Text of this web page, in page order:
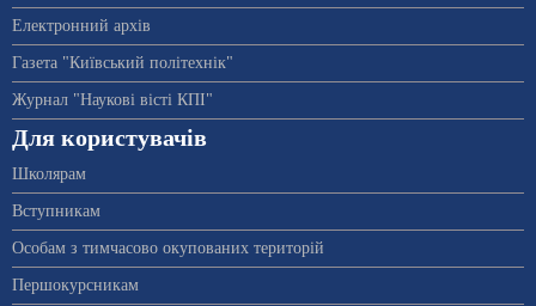
Електронний архів
Газета "Київський політехнік"
Журнал "Наукові вісті КПІ"
Для користувачів
Школярам
Вступникам
Особам з тимчасово окупованих територій
Першокурсникам